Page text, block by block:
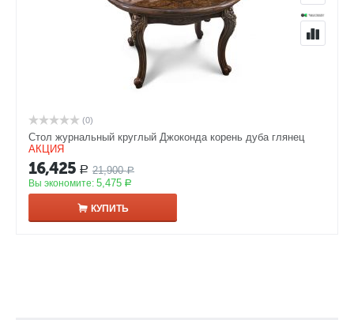
(0)
Стол журнальный круглый Джоконда корень дуба глянец
АКЦИЯ
16,425 Р 21,900 Р
Вы экономите: 5,475 Р
КУПИТЬ